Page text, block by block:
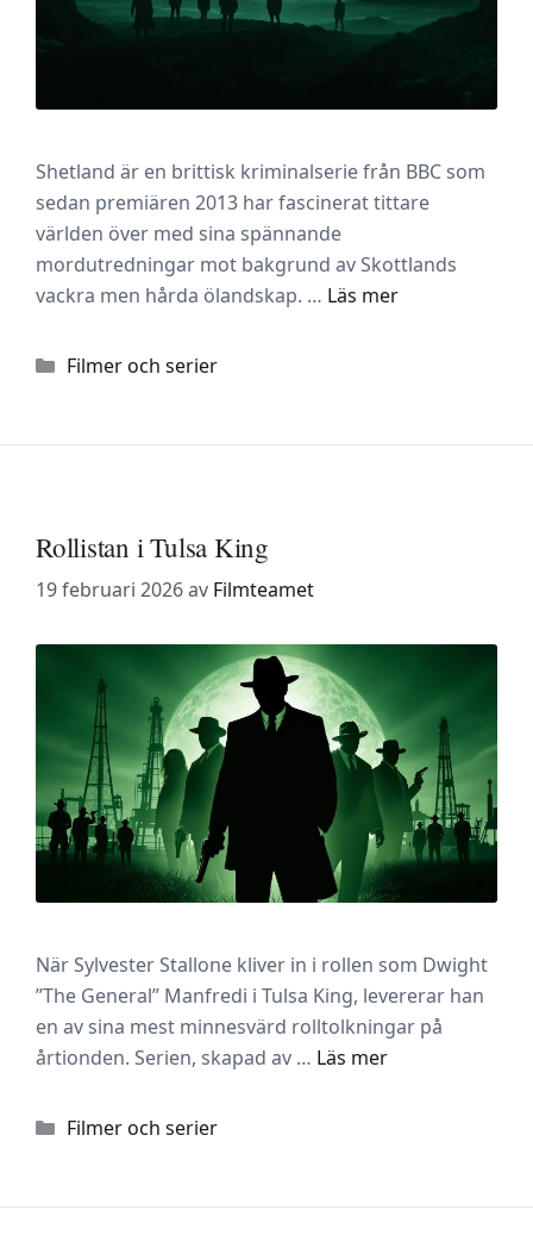
Shetland är en brittisk kriminalserie från BBC som
sedan premiären 2013 har fascinerat tittare
världen över med sina spännande
mordutredningar mot bakgrund av Skottlands
vackra men hårda ölandskap. … Läs mer
Kategorier
Filmer och serier
Rollistan i Tulsa King
19 februari 2026av Filmteamet
När Sylvester Stallone kliver in i rollen som Dwight
”The General” Manfredi i Tulsa King, levererar han
en av sina mest minnesvärd rolltolkningar på
årtionden. Serien, skapad av … Läs mer
Kategorier
Filmer och serier